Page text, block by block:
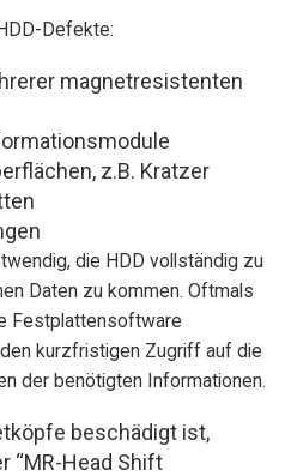
Defekte:
magnetresistenten
z.B. Kratzer
die HDD vollständig zu
Daten zu kommen. Oftmals
Festplattensoftware
kurzfristigen Zugriff auf die
der benötigten Informationen.
beschädigt ist,
“MR-Head Shift